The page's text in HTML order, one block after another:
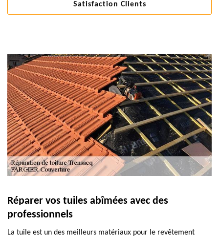
Satisfaction Clients
Réparer vos tuiles abîmées avec des
professionnels
La tuile est un des meilleurs matériaux pour le revêtement